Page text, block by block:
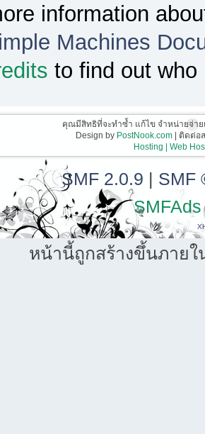
information
Machines
to find out
คุณมีสิทธิที่จะทำซ้ำ แก้ไข จำหน่ายจ่า
Design by PostNook.com| ติดต่อส
Hosting | Web
SMF 2.0.9 | SMF
SMFAds
หน้านี้ถูกสร้างขึ้นภายใ